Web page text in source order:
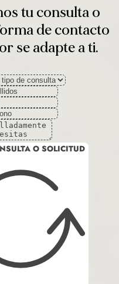
tu consulta o
de contacto
se adapte a ti.
O SOLICITUD